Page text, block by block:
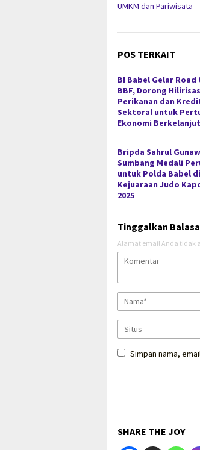
UMKM dan Pariwisata
POS TERKAIT
BI Babel Gelar Road
BBF, Dorong
Perikanan dan
Sektoral untuk
Ekonomi
Bripda Sahrul
Sumbang Medali
untuk Polda Babel di
Kejuaraan Judo
2025
Tinggalkan
Alamat email Anda tidak
Simpan nama,
SHARE THE JOY